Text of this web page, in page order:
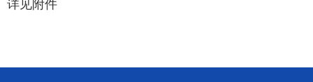
详见附件